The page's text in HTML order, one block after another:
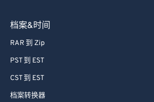
档案&时间
RAR 到 Zip
PST 到 EST
CST 到 EST
档案转换器